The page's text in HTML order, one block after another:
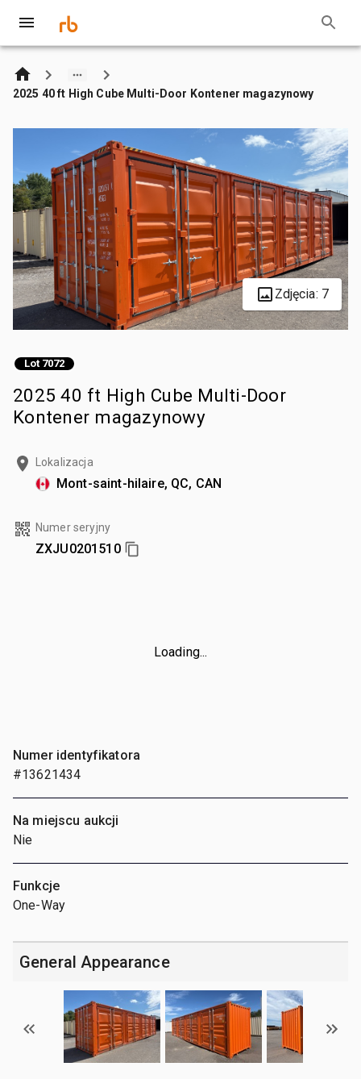
2025 40 ft High Cube Multi-Door Kontener magazynowy
Zdjęcia: 7
Lot 7072
2025 40 ft High Cube Multi-Door
Kontener magazynowy
Lokalizacja
Mont-saint-hilaire, QC, CAN
Numer seryjny
ZXJU0201510
Loading...
Numer identyfikatora
#13621434
Na miejscu aukcji
Nie
Funkcje
One-Way
General Appearance